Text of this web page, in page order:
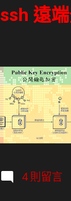
ssh 遠
4 則留言